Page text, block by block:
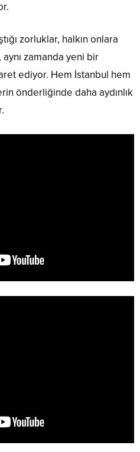
zorluklar, halkın onlara
zamanda yeni bir
ediyor. Hem İstanbul hem
önderliğinde daha aydınlık